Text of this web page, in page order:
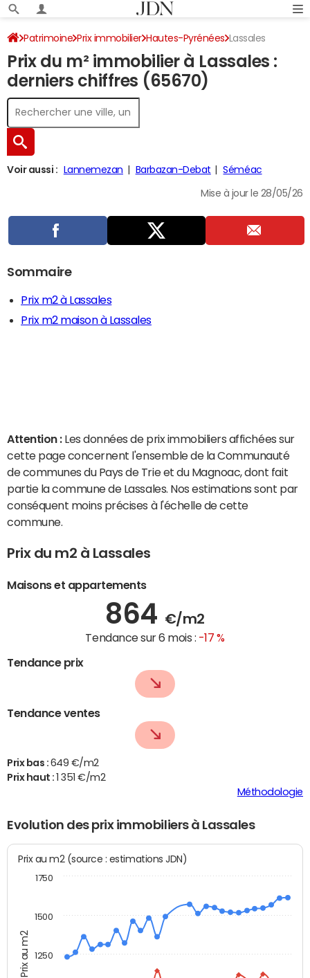
Patrimoine Prix immobilier Hautes-Pyrénées Lassales
Prix du m² immobilier à Lassales :
derniers chiffres (65670)
Voir aussi : Lannemezan Barbazan-Debat Séméac
Mise à jour le 28/05/26
Sommaire
Prix m2 à Lassales
Prix m2 maison à Lassales
Attention : Les données de prix immobiliers affichées sur
cette page concernent l'ensemble de la Communauté
de communes du Pays de Trie et du Magnoac, dont fait
partie la commune de Lassales. Nos estimations sont par
conséquent moins précises à l'échelle de cette
commune.
Prix du m2 à Lassales
Maisons et appartements
864 €/m2
Tendance sur 6 mois : -17 %
Tendance prix
Tendance ventes
Prix bas : 649 €/m2
Prix haut :
1 351 €/m2
Méthodologie
Evolution des prix immobiliers à Lassales
Prix au m2
Prix au m2 (source : estimations JDN)
1250
1500
1750